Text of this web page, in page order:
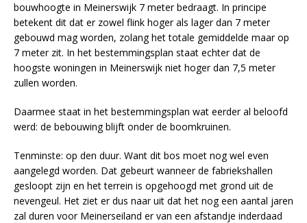
bouwhoogte in Meinerswijk 7 meter bedraagt. In principe
betekent dit dat er zowel flink hoger als lager dan 7 meter
gebouwd mag worden, zolang het totale gemiddelde maar op
7 meter zit. In het bestemmingsplan staat echter dat de
hoogste woningen in Meinerswijk niet hoger dan 7,5 meter
zullen worden.
Daarmee staat in het bestemmingsplan wat eerder al beloofd
werd: de bebouwing blijft onder de boomkruinen.
Tenminste: op den duur. Want dit bos moet nog wel even
aangelegd worden. Dat gebeurt wanneer de fabriekshallen
gesloopt zijn en het terrein is opgehoogd met grond uit de
nevengeul. Het ziet er dus naar uit dat het nog een aantal jaren
zal duren voor Meinerseiland er van een afstandje inderdaad